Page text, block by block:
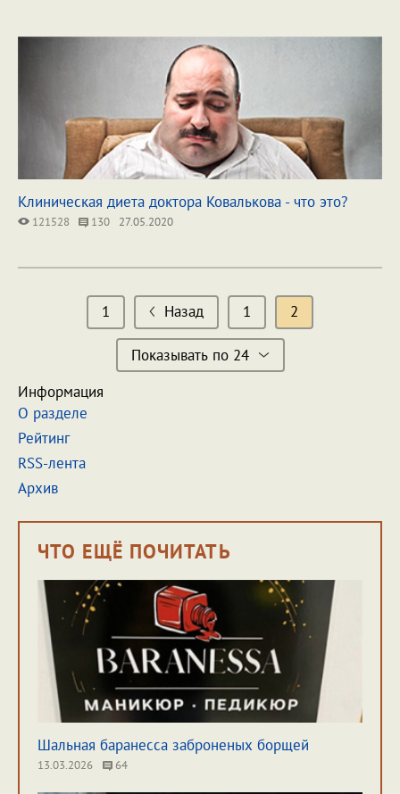
Клиническая диета доктора Ковалькова - что это?
121528 130 27.05.2020
1 Назад 1 2
Показывать по 24
Информация
О разделе
Рейтинг
RSS-лента
Архив
ЧТО ЕЩЁ ПОЧИТАТЬ
Шальная баранесса заброненых борщей
13.03.2026 64